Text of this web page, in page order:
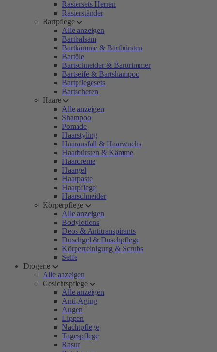
Rasiersets Herren
Rasierständer
Bartpflege
Alle anzeigen
Bartbalsam
Bartkämme & Bartbürsten
Bartöle
Bartschneider & Barttrimmer
Bartseife & Bartshampoo
Bartpflegesets
Bartscheren
Haare
Alle anzeigen
Shampoo
Pomade
Haarstyling
Haarausfall & Haarwuchs
Haarbürsten & Kämme
Haarcreme
Haargel
Haarpaste
Haarpflege
Haarschneider
Körperpflege
Alle anzeigen
Bodylotions
Deos & Antitranspirants
Duschgel & Duschpflege
Körperreinigung & Scrubs
Seife
Drogerie
Alle anzeigen
Gesichtspflege
Alle anzeigen
Anti-Aging
Augen
Lippen
Nachtpflege
Tagespflege
Rasur